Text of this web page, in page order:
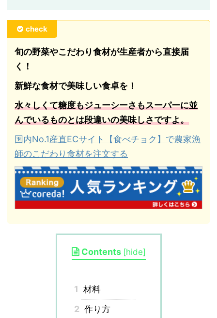
check
旬の野菜やこだわり食材が生産者から直接届
く！
新鮮な食材で美味しい食卓を！
水々しくて糖度もジューシーさもスーパーに並
んでいるものとは段違いの美味しさですよ。
国内No.1産直ECサイト【食べチョク】で農家漁
師のこだわり食材を注文する
Contents [hide]
1 材料
2 作り方